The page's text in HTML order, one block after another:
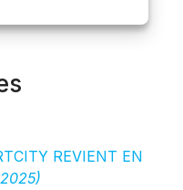
REVIENT EN